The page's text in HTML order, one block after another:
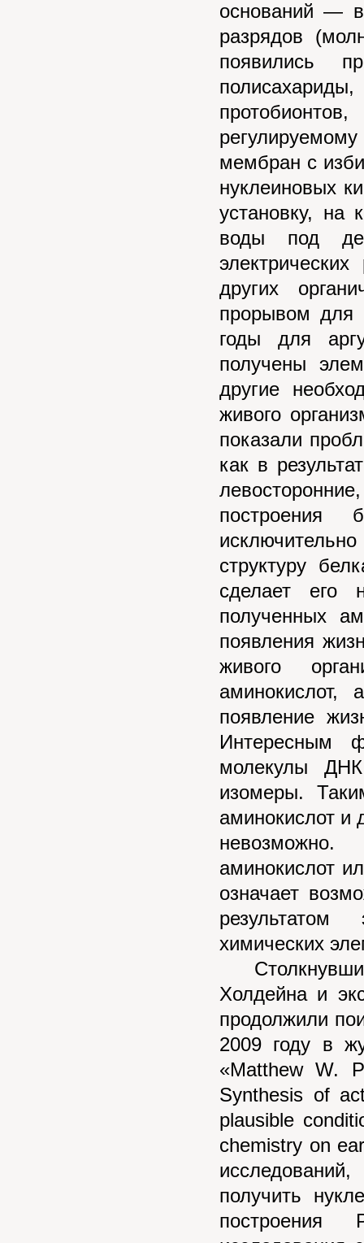
оснований — в
разрядов
появились
мембран с
нуклеиновых
установку, на
воды под
других
прорывом для
годы для
получены
другие
живого
показали
как в
построения
структуру
сделает его
полученных
появления
живого
аминокислот,
появление
Интересным
молекулы
изомеры.
аминокислот и
аминокислот
означает
химических
Холдейна и
продолжили
2009 году в
«Matthew W.
Synthesis of
plausible
chemistry on
получить
построения